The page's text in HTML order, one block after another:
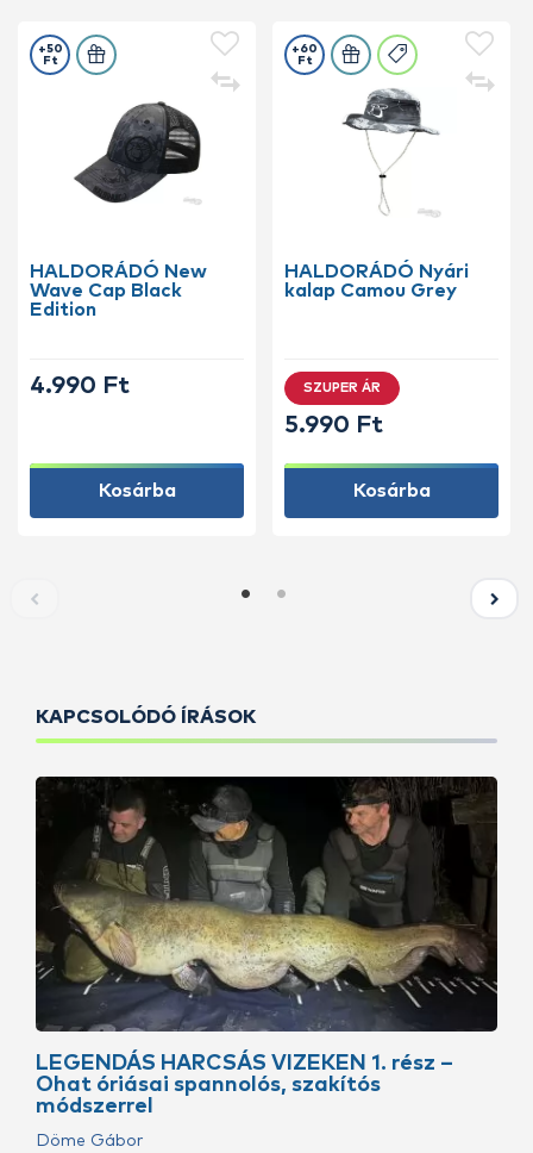
HALDORÁDÓ New
Wave Cap Black
Edition
+50
Ft
4.990 Ft
Kosárba
HALDORÁDÓ Nyári
kalap Camou Grey
+60
Ft
SZUPER ÁR
5.990 Ft
Kosárba
KAPCSOLÓDÓ ÍRÁSOK
LEGENDÁS HARCSÁS VIZEKEN 1. rész –
Ohat óriásai spannolós, szakítós
módszerrel
Döme Gábor